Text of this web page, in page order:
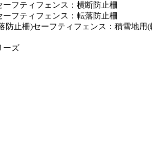
ーフティフェンス：横断防止柵
ーフティフェンス：転落防止柵
防止柵)セーフティフェンス：積雪地用
ーズ